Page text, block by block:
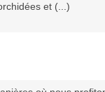
et (...)